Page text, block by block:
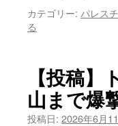
カテゴリー: パレス
る
【投稿
山まで爆
投稿日: 2026年6月